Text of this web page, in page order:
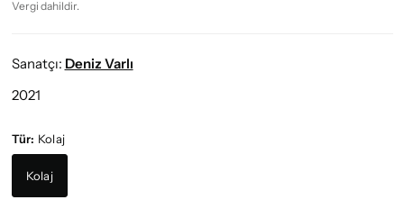
Vergi dahildir.
Sanatçı: Deniz Varlı
2021
Tür: Kolaj
Kolaj